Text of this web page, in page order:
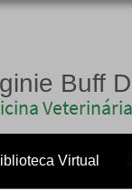
Buff
Virtual